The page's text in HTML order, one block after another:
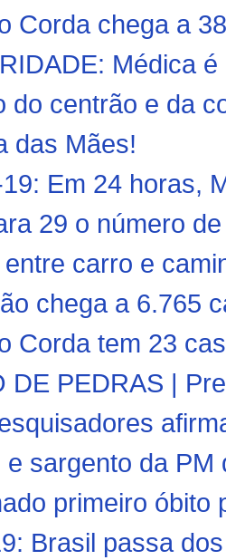
Corda chega a
Médica
do centrão e da
das Mães!
Em 24 horas,
29 o número
carro e
chega a 6.765
Corda tem 23
DE PEDRAS |
e sargento da PM
primeiro óbito
Brasil passa